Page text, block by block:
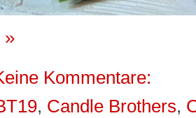
»
Kommentare:
, Candle Brothers,